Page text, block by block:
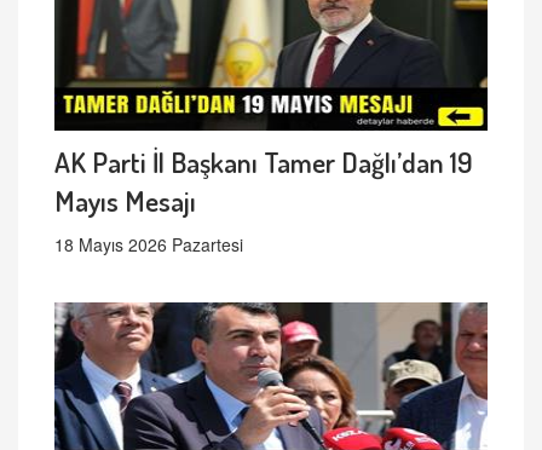
AK Parti İl Başkanı Tamer Dağlı’dan 19
Mayıs Mesajı
18 Mayıs 2026 Pazartesi